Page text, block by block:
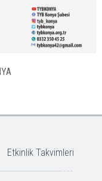
Etkinlik Takvimleri